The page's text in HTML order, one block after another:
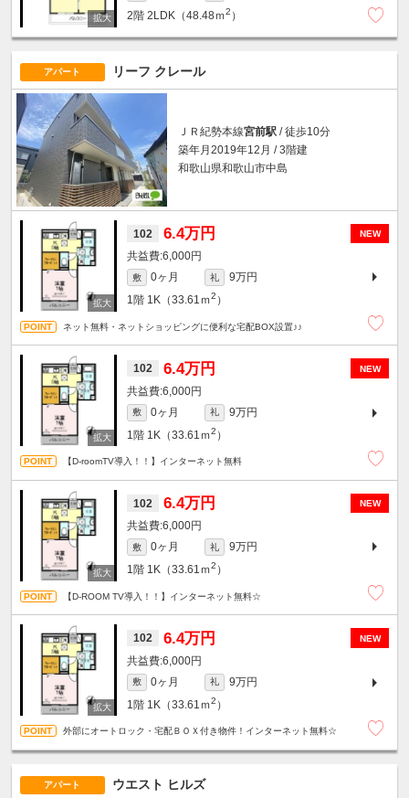
2階 2LDK（48.48ｍ2 ）
アパート リーフ クレール
ＪＲ紀勢本線宮前駅 / 徒歩10分
築年月2019年12月 / 3階建
和歌山県和歌山市中島
NEW
102 6.4万円
6,000円
敷 0ヶ月 礼
9万円
1階 1K（33.61ｍ2 ）
ネット無料・ネットショッピングに便利な宅配BOX設置♪♪
NEW
102 6.4万円
6,000円
敷 0ヶ月 礼
9万円
1階 1K（33.61ｍ2 ）
【D-roomTV導入！！】インターネット無料
NEW
102 6.4万円
6,000円
敷 0ヶ月 礼
9万円
1階 1K（33.61ｍ2 ）
【D-ROOM TV導入！！】インターネット無料☆
NEW
102 6.4万円
6,000円
敷 0ヶ月 礼
9万円
1階 1K（33.61ｍ2 ）
外部にオートロック・宅配ＢＯＸ付き物件！インターネット無料☆
アパート ウエスト ヒルズ